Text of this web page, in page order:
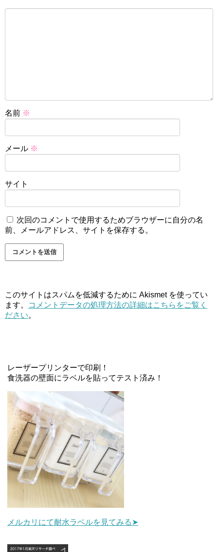
名前 ※
メール ※
サイト
次回のコメントで使用するためブラウザーに自分の名
前、メールアドレス、サイトを保存する。
このサイトはスパムを低減するために Akismet を使ってい
ます。
コメントデータの処理方法の詳細はこちらをご覧く
ださい。
レーザープリンターで印刷！
食洗器の壁面にラベルを貼ってテスト済み！
メルカリにて耐水ラベルを見てみる➤